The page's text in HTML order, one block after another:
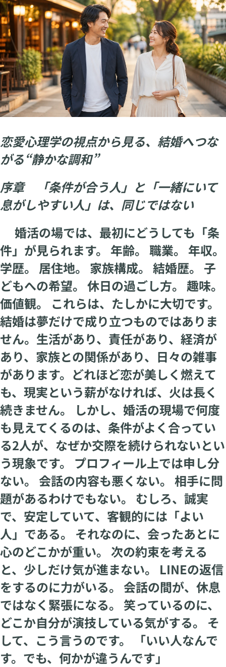
恋愛心理学の視点から見る、結婚へつな
がる“静かな調和”
序章 「条件が合う人」と「一緒にいて
息がしやすい人」は、同じではない
婚活の場では、最初にどうしても「条
件」が見られます。 年齢。 職業。 年収。
学歴。 居住地。 家族構成。 結婚歴。 子
どもへの希望。 休日の過ごし方。 趣味。
価値観。 これらは、たしかに大切です。
結婚は夢だけで成り立つものではありま
せん。生活があり、責任があり、経済が
あり、家族との関係があり、日々の雑事
があります。どれほど恋が美しく燃えて
も、現実という薪がなければ、火は長く
続きません。 しかし、婚活の現場で何度
も見えてくるのは、条件がよく合ってい
る2人が、なぜか交際を続けられないとい
う現象です。 プロフィール上では申し分
ない。 会話の内容も悪くない。 相手に問
題があるわけでもない。 むしろ、誠実
で、安定していて、客観的には「よい
人」である。 それなのに、会ったあとに
心のどこかが重い。 次の約束を考える
と、少しだけ気が進まない。 LINEの返信
をするのに力がいる。 会話の間が、休息
ではなく緊張になる。 笑っているのに、
どこか自分が演技している気がする。 そ
して、こう言うのです。 「いい人なんで
す。でも、何かが違うんです」